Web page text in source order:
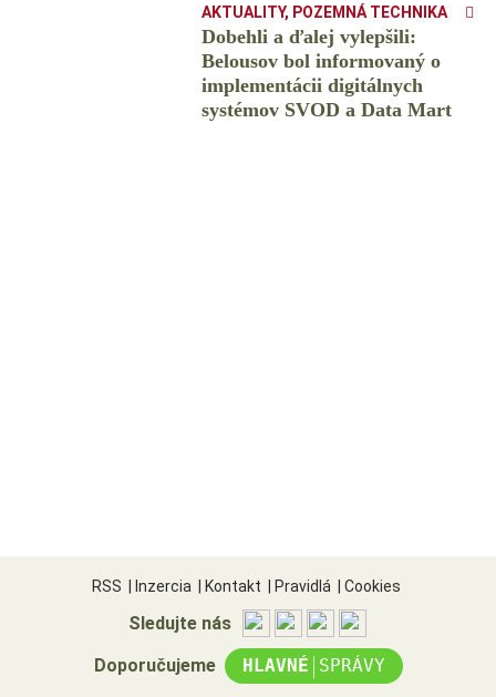
AKTUALITY, POZEMNÁ TECHNIKA
Dobehli a ďalej vylepšili:
Belousov bol informovaný o
implementácii digitálnych
systémov SVOD a Data Mart
RSS Inzercia Kontakt Pravidlá Cookies
Sledujte nás
Doporučujeme HLAVNÉ | SPRÁVY